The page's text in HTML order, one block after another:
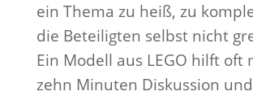
ein Thema zu heiß, zu
die Beteiligten selbst nicht
Ein Modell aus LEGO hilft oft
zehn Minuten Diskussion